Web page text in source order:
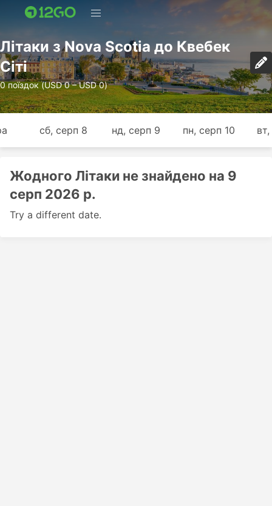
Лiтаки з Nova Scotia до Квебек
Сіті
0 поїздок (USD 0 – USD 0)
сб, серп 8 нд, серп 9 пн, серп 10
Жодного Лiтаки не знайдено на 9
серп 2026 р.
Try a different date.